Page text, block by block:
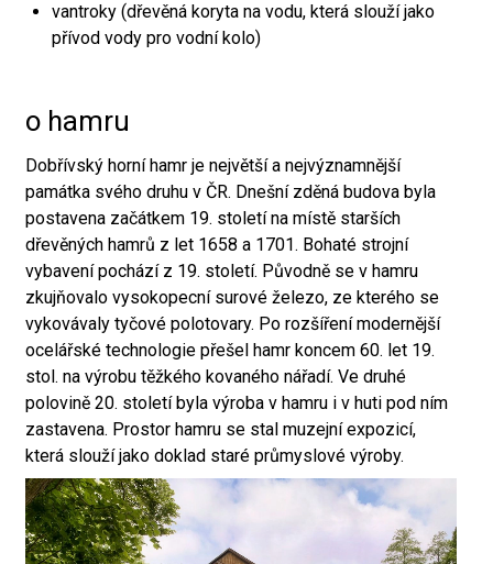
vantroky (dřevěná koryta na vodu, která slouží jako
přívod vody pro vodní kolo)
o hamru
Dobřívský horní hamr je největší a nejvýznamnější
památka svého druhu v ČR. Dnešní zděná budova byla
postavena začátkem 19. století na místě starších
dřevěných hamrů z let 1658 a 1701. Bohaté strojní
vybavení pochází z 19. století. Původně se v hamru
zkujňovalo vysokopecní surové železo, ze kterého se
vykovávaly tyčové polotovary. Po rozšíření modernější
ocelářské technologie přešel hamr koncem 60. let 19.
stol. na výrobu těžkého kovaného nářadí. Ve druhé
polovině 20. století byla výroba v hamru i v huti pod ním
zastavena. Prostor hamru se stal muzejní expozicí,
která slouží jako doklad staré průmyslové výroby.